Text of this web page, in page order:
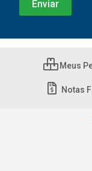
Meus
Notas